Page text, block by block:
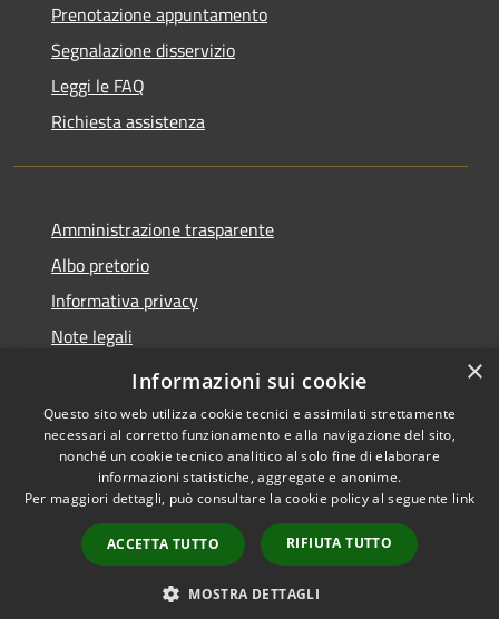
Prenotazione appuntamento
Segnalazione disservizio
Leggi le FAQ
Richiesta assistenza
Amministrazione trasparente
Albo pretorio
Informativa privacy
Note legali
Dichiarazione di accessibilità
Accessibilità
Copyright © 2026 • Comune di
Fombio • Powered by
Municipium•
Accesso
redazione
×
Informazioni sui cookie
Questo sito web utilizza cookie tecnici e assimilati strettamente
necessari al corretto funzionamento e alla navigazione del sito,
nonché un cookie tecnico analitico al solo fine di elaborare
informazioni statistiche, aggregate e anonime.
Per maggiori dettagli, può consultare la cookie policy al seguente link
ACCETTA TUTTO RIFIUTA TUTTO
MOSTRA DETTAGLI